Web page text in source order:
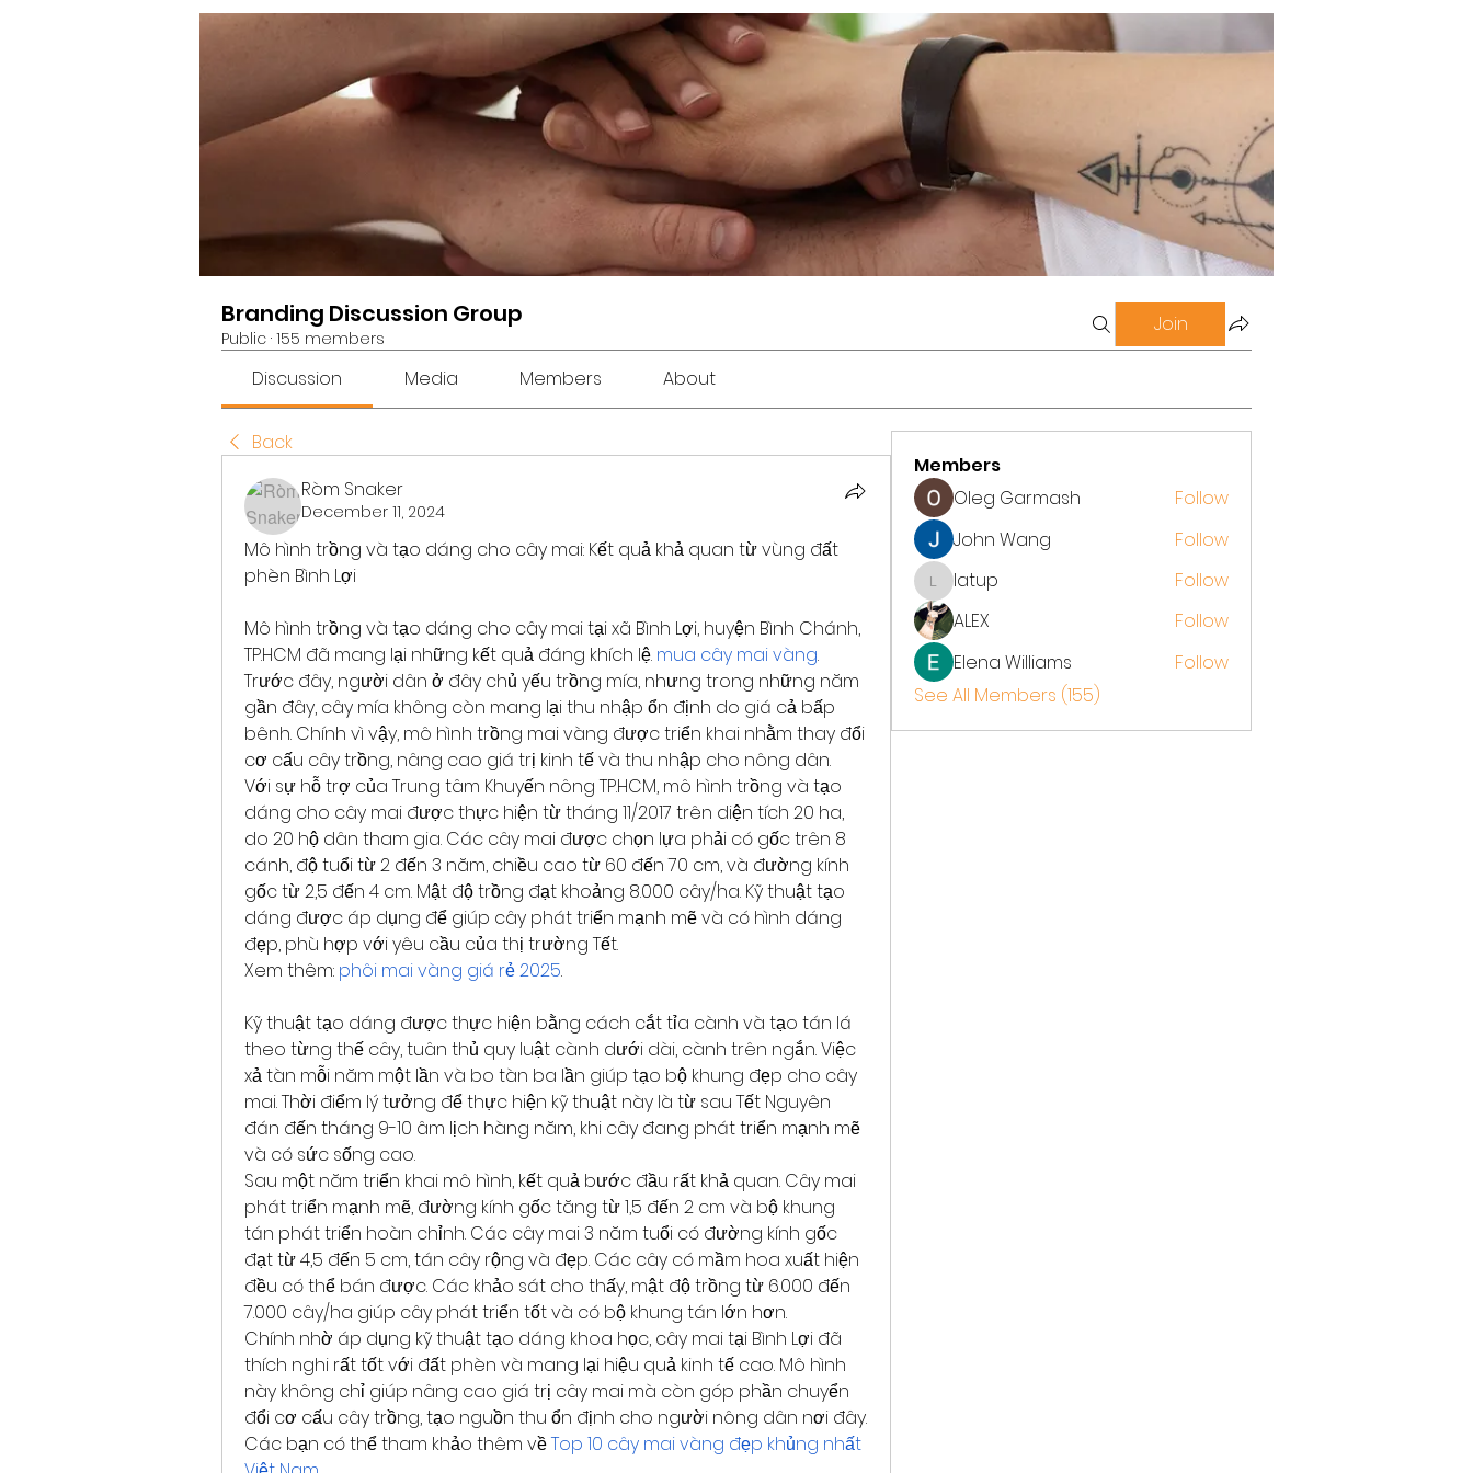
Branding Discussion Group
Public · 155 members
Join
Discussion Media Members About
Back
Ròm Snaker
December 11, 2024
Mô hình trồng và tạo dáng cho cây mai: Kết quả khả quan từ vùng đất
phèn Bình Lợi
Mô hình trồng và tạo dáng cho cây mai tại xã Bình Lợi, huyện Bình Chánh,
TP.HCM đã mang lại những kết quả đáng khích lệ. mua cây mai vàng.
Trước đây, người dân ở đây chủ yếu trồng mía, nhưng trong những năm
gần đây, cây mía không còn mang lại thu nhập ổn định do giá cả bấp
bênh. Chính vì vậy, mô hình trồng mai vàng được triển khai nhằm thay đổi
cơ cấu cây trồng, nâng cao giá trị kinh tế và thu nhập cho nông dân.
Với sự hỗ trợ của Trung tâm Khuyến nông TP.HCM, mô hình trồng và tạo
dáng cho cây mai được thực hiện từ tháng 11/2017 trên diện tích 20 ha,
do 20 hộ dân tham gia. Các cây mai được chọn lựa phải có gốc trên 8
cánh, độ tuổi từ 2 đến 3 năm, chiều cao từ 60 đến 70 cm, và đường kính
gốc từ 2,5 đến 4 cm. Mật độ trồng đạt khoảng 8.000 cây/ha. Kỹ thuật tạo
dáng được áp dụng để giúp cây phát triển mạnh mẽ và có hình dáng
đẹp, phù hợp với yêu cầu của thị trường Tết.
Xem thêm: phôi mai vàng giá rẻ 2025.
Kỹ thuật tạo dáng được thực hiện bằng cách cắt tỉa cành và tạo tán lá
theo từng thế cây, tuân thủ quy luật cành dưới dài, cành trên ngắn. Việc
xả tàn mỗi năm một lần và bo tàn ba lần giúp tạo bộ khung đẹp cho cây
mai. Thời điểm lý tưởng để thực hiện kỹ thuật này là từ sau Tết Nguyên
đán đến tháng 9-10 âm lịch hàng năm, khi cây đang phát triển mạnh mẽ
và có sức sống cao.
Sau một năm triển khai mô hình, kết quả bước đầu rất khả quan. Cây mai
phát triển mạnh mẽ, đường kính gốc tăng từ 1,5 đến 2 cm và bộ khung
tán phát triển hoàn chỉnh. Các cây mai 3 năm tuổi có đường kính gốc
đạt từ 4,5 đến 5 cm, tán cây rộng và đẹp. Các cây có mầm hoa xuất hiện
đều có thể bán được. Các khảo sát cho thấy, mật độ trồng từ 6.000 đến
7.000 cây/ha giúp cây phát triển tốt và có bộ khung tán lớn hơn.
Chính nhờ áp dụng kỹ thuật tạo dáng khoa học, cây mai tại Bình Lợi đã
thích nghi rất tốt với đất phèn và mang lại hiệu quả kinh tế cao. Mô hình
này không chỉ giúp nâng cao giá trị cây mai mà còn góp phần chuyển
đổi cơ cấu cây trồng, tạo nguồn thu ổn định cho người nông dân nơi đây.
Các bạn có thể tham khảo thêm về Top 10 cây mai vàng đẹp khủng nhất
Members
Oleg Garmash
Follow
John Wang
Follow
latuplatup
Follow
ALEX
Follow
Elena Williams
Follow
See All Members (155)